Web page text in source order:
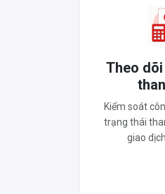
Theo
Kiểm soát
trạng thái
giao